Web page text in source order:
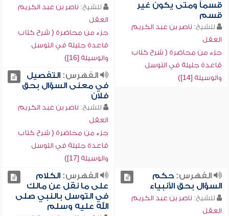
قسماً ومتى يكون غير
قسم
للشيخ: ناصر بن عبد الكريم
العقل
جزء من محاضرة ( شرح كتاب
قاعدة جليلة في التوسل
والوسيلة [14])
للشيخ: ناصر بن عبد الكريم
العقل
جزء من محاضرة ( شرح كتاب
قاعدة جليلة في التوسل
والوسيلة [16])
الفهرس:التفصيل
في معنى السؤال بحق
فلان
للشيخ: ناصر بن عبد الكريم
العقل
جزء من محاضرة ( شرح كتاب
قاعدة جليلة في التوسل
والوسيلة [17])
الفهرس:حكم
السؤال بحق الأنبياء
للشيخ: ناصر بن عبد الكريم
العقل
الفهرس:الكلام
على ما نقل عن مالك
في التوسل بالنبي صلى
الله عليه وسلم